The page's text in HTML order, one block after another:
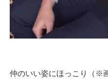
仲のいい姿にほっこり（※